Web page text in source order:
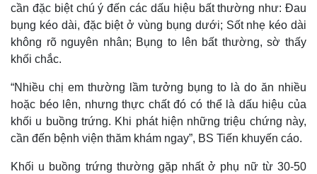
cần đặc biệt chú ý đến các dấu hiệu bất thường như: Đau
bụng kéo dài, đặc biệt ở vùng bụng dưới; Sốt nhẹ kéo dài
không rõ nguyên nhân; Bụng to lên bất thường, sờ thấy
khối chắc.
“Nhiều chị em thường lầm tưởng bụng to là do ăn nhiều
hoặc béo lên, nhưng thực chất đó có thể là dấu hiệu của
khối u buồng trứng. Khi phát hiện những triệu chứng này,
cần đến bệnh viện thăm khám ngay”, BS Tiến khuyến cáo.
Khối u buồng trứng thường gặp nhất ở phụ nữ từ 30-50